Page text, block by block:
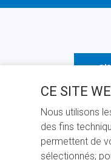
CE SITE
Nous utilisons
des fins
permettent de
sélectionnés;